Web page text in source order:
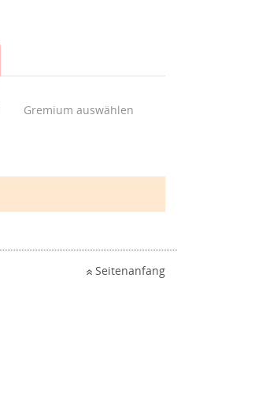
Gremium auswählen
Seitenanfang